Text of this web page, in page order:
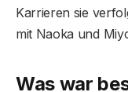
Karrieren sie
mit Naoka und
Was war